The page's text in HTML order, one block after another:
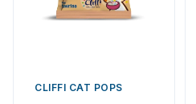
CLIFFI CAT POPS